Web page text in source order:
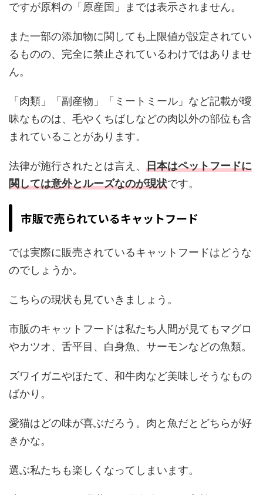
ですが原料の「原産国」までは表示されません。
また一部の添加物に関しても上限値が設定されてい
るものの、完全に禁止されているわけではありませ
ん。
「肉類」「副産物」「ミートミール」など記載が曖
昧なものは、毛やくちばしなどの肉以外の部位も含
まれていることがあります。
法律が施行されたとは言え、 日本はペットフードに
関しては意外とルーズなのが現状です。
市販で売られているキャットフード
では実際に販売されているキャットフードはどうな
のでしょうか。
こちらの現状も見ていきましょう。
市販のキャットフードは私たち人間が見てもマグロ
やカツオ、舌平目、白身魚、サーモンなどの魚類。
ズワイガニやほたて、和牛肉など美味しそうなもの
ばかり。
愛猫はどの味が喜ぶだろう。肉と魚だとどちらが好
きかな。
選ぶ私たちも楽しくなってしまいます。